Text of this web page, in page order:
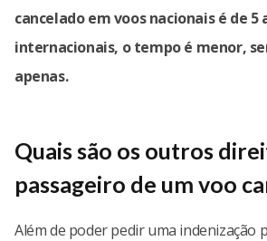
cancelado em voos nacionais é de 5
internacionais, o tempo é menor,
apenas.
Quais são os outros
passageiro de um voo
Além de poder pedir uma indenização